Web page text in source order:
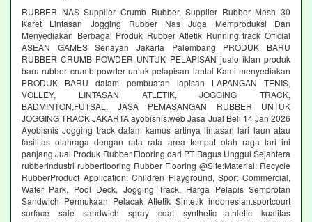
RUBBER NAS Supplier Crumb Rubber, Supplier Rubber Mesh 30
Karet Lintasan Jogging Rubber Nas Juga Memproduksi Dan
Menyediakan Berbagai Produk Rubber Atletik Running track Official
ASEAN GAMES Senayan Jakarta Palembang PRODUK BARU
RUBBER CRUMB POWDER UNTUK PELAPISAN jualo iklan produk
baru rubber crumb powder untuk pelapisan lantai Kami menyediakan
PRODUK BARU dalam pembuatan lapisan LAPANGAN TENIS,
VOLLEY, LINTASAN ATLETIK, JOGGING TRACK,
BADMINTON,FUTSAL. JASA PEMASANGAN RUBBER UNTUK
JOGGING TRACK JAKARTA ayobisnis.web Jasa Jual Beli 14 Jan 2026
Ayobisnis Jogging track dalam kamus artinya lintasan lari laun atau
fasilitas olahraga dengan rata rata area tempat olah raga lari ini
panjang Jual Produk Rubber Flooring dari PT Bagus Unggul Sejahtera
rubberindustri rubberflooring Rubber Flooring @Site:Material: Recycle
RubberProduct Application: Children Playground, Sport Commercial,
Water Park, Pool Deck, Jogging Track, Harga Pelapis Semprotan
Sandwich Permukaan Pelacak Atletik Sintetik indonesian.sportcourt
surface sale sandwich spray coat synthetic athletic kualitas